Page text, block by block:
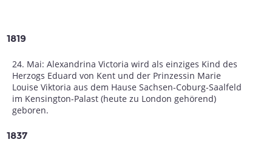
1819
24. Mai: Alexandrina Victoria wird als einziges Kind des
Herzogs Eduard von Kent und der Prinzessin Marie
Louise Viktoria aus dem Hause Sachsen-Coburg-Saalfeld
im Kensington-Palast (heute zu London gehörend)
geboren.
1837